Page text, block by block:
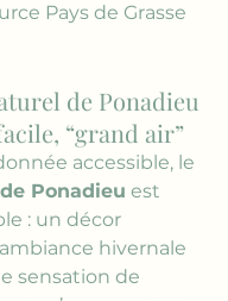
Pays de Grasse
de Ponadieu
“grand air”
accessible, le
Ponadieu est
: un décor
hivernale
sensation de